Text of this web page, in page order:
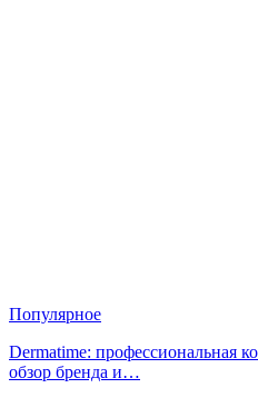
Популярное
Dermatime: профессиональная
обзор бренда и…